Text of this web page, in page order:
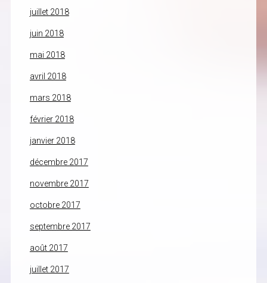
juillet 2018
juin 2018
mai 2018
avril 2018
mars 2018
février 2018
janvier 2018
décembre 2017
novembre 2017
octobre 2017
septembre 2017
août 2017
juillet 2017